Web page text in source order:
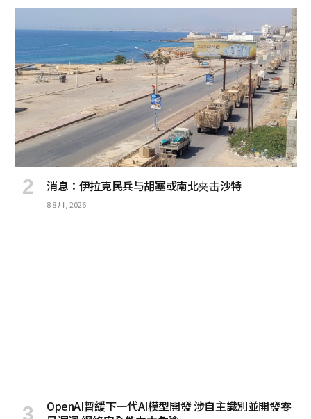
消息：伊拉克民兵与胡塞或南北夹击沙特
8 8 月, 2026
OpenAI暫緩下一代AI模型開發 涉自主識別並開發零